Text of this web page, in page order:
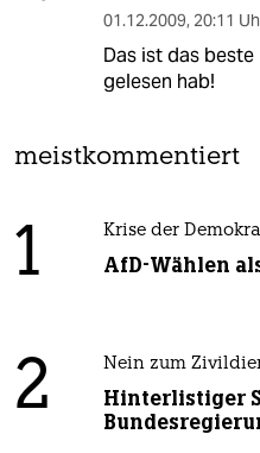
01.12.2009, 20:11
Das ist das
gelesen hab!
meistkommentiert
1 Krise der
AfD-Wählen
2 Nein zum
Hinterlistiger